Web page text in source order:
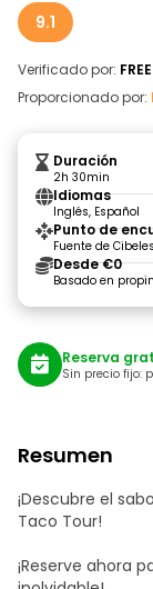
9.1
Verificado por:
Proporcionado por:
Duración
2h 30min
Idiomas
Inglés, Español
Punto de
Fuente de Cibeles
Desde €0
Basado en
Reserva
Sin precio fijo:
Resumen
¡Descubre el
Taco Tour!
¡Reserve ahora